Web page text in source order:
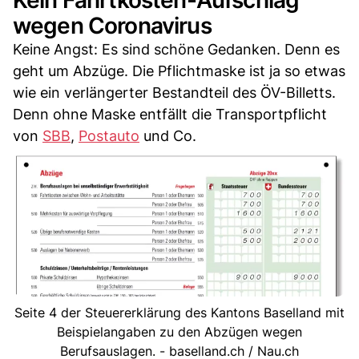
wegen Coronavirus
Keine Angst: Es sind schöne Gedanken. Denn es
geht um Abzüge. Die Pflichtmaske ist ja so etwas
wie ein verlängerter Bestandteil des ÖV-Billetts.
Denn ohne Maske entfällt die Transportpflicht
von SBB, Postauto und Co.
Seite 4 der Steuererklärung des Kantons Baselland mit
Beispielangaben zu den Abzügen wegen
Berufsauslagen. - baselland.ch / Nau.ch